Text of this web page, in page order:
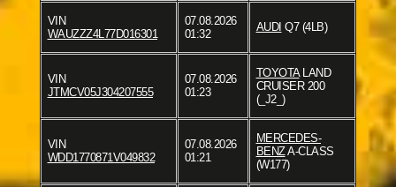
VIN
WAUZZZ4L77D016301
07.08.2026
01:32
AUDI Q7 (4LB)
VIN
JTMCV05J304207555
07.08.2026
01:23
TOYOTALAND
CRUISER 200
(_J2_)
VIN
WDD1770871V049832
07.08.2026
01:21
MERCEDES-
BENZA-CLASS
(W177)